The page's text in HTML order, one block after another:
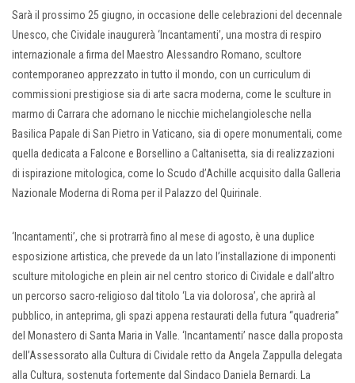
Sarà il prossimo 25 giugno, in occasione delle celebrazioni del decennale
Unesco, che Cividale inaugurerà ‘Incantamenti’, una mostra di respiro
internazionale a firma del Maestro Alessandro Romano, scultore
contemporaneo apprezzato in tutto il mondo, con un curriculum di
commissioni prestigiose sia di arte sacra moderna, come le sculture in
marmo di Carrara che adornano le nicchie michelangiolesche nella
Basilica Papale di San Pietro in Vaticano, sia di opere monumentali, come
quella dedicata a Falcone e Borsellino a Caltanisetta, sia di realizzazioni
di ispirazione mitologica, come lo Scudo d’Achille acquisito dalla Galleria
Nazionale Moderna di Roma per il Palazzo del Quirinale.
‘Incantamenti’, che si protrarrà fino al mese di agosto, è una duplice
esposizione artistica, che prevede da un lato l’installazione di imponenti
sculture mitologiche en plein air nel centro storico di Cividale e dall’altro
un percorso sacro-religioso dal titolo ‘La via dolorosa’, che aprirà al
pubblico, in anteprima, gli spazi appena restaurati della futura “quadreria”
del Monastero di Santa Maria in Valle. ‘Incantamenti’ nasce dalla proposta
dell’Assessorato alla Cultura di Cividale retto da Angela Zappulla delegata
alla Cultura, sostenuta fortemente dal Sindaco Daniela Bernardi. La